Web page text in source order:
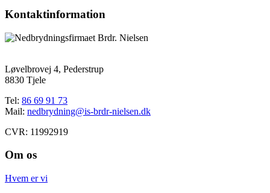
Kontaktinformation
Løvelbrovej 4, Pederstrup
8830 Tjele
Tel: 86 69 91 73
Mail: nedbrydning@is-brdr-nielsen.dk
CVR: 11992919
Om os
Hvem er vi